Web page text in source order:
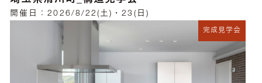
開催日：2026/8/22(土)・23(日)
完成見学会